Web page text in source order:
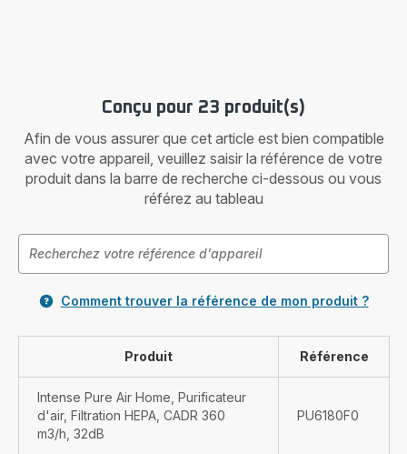
Conçu pour 23 produit(s)
Afin de vous assurer que cet article est bien compatible
avec votre appareil, veuillez saisir la référence de votre
produit dans la barre de recherche ci-dessous ou vous
référez au tableau
Comment trouver la référence de mon produit ?
Produit Référence
Intense Pure Air Home, Purificateur
d'air, Filtration HEPA, CADR 360
m3/h, 32dB
PU6180F0